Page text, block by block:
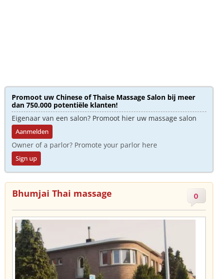
Promoot uw Chinese of Thaise Massage Salon bij meer
dan 750.000 potentiële klanten!
Eigenaar van een salon? Promoot hier uw massage salon
Aanmelden
Owner of a parlor? Promote your parlor here
Sign up
Bhumjai Thai massage 0